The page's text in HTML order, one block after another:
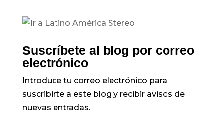
Suscríbete al blog por correo
electrónico
Introduce tu correo electrónico para
suscribirte a este blog y recibir avisos de
nuevas entradas.